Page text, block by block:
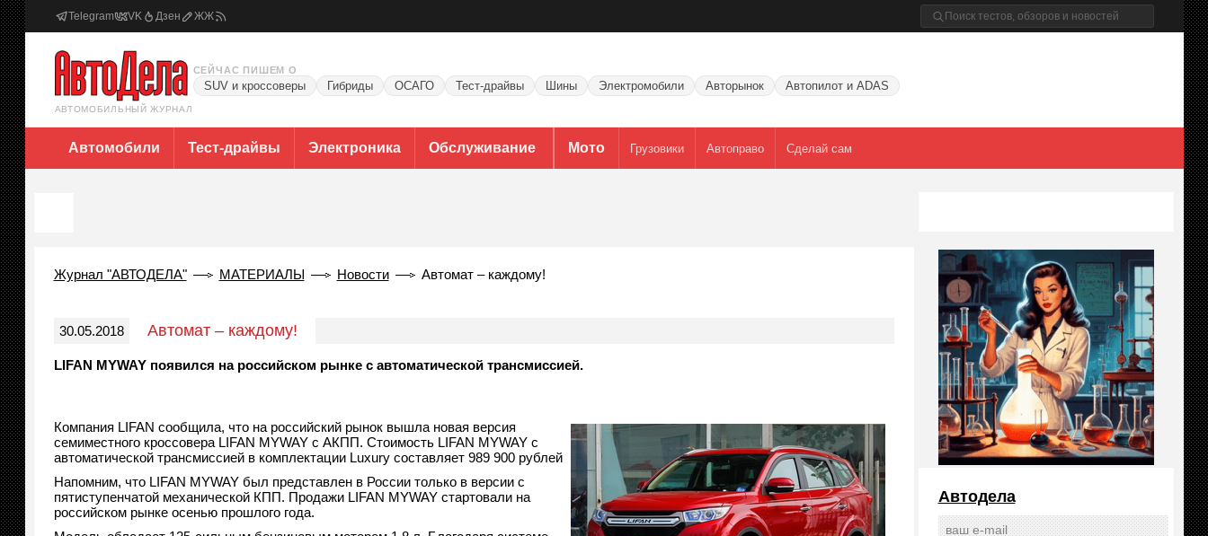
Telegram VK Дзен ЖЖ
АВТОМОБИЛЬНЫЙ ЖУРНАЛ
СЕЙЧАС ПИШЕМ О
SUV и кроссоверы Гибриды ОСАГО Тест-драйвы Шины Электромобили Авторынок Автопилот и ADAS
Автомобили Тест-драйвы Электроника Обслуживание Мото Грузовики Автоправо Сделай сам
Журнал "АВТОДЕЛА" МАТЕРИАЛЫ Новости Автомат – каждому!
30.05.2018 Автомат – каждому!
LIFAN MYWAY появился на российском рынке с автоматической трансмиссией.
Компания LIFAN сообщила, что на российский рынок вышла новая версия
семиместного кроссовера LIFAN MYWAY с АКПП. Стоимость LIFAN MYWAY с
автоматической трансмиссией в комплектации Luxury составляет 989 900 рублей
Напомним, что LIFAN MYWAY был представлен в России только в версии с
пятиступенчатой механической КПП. Продажи LIFAN MYWAY стартовали на
российском рынке осенью прошлого года.
Автодела